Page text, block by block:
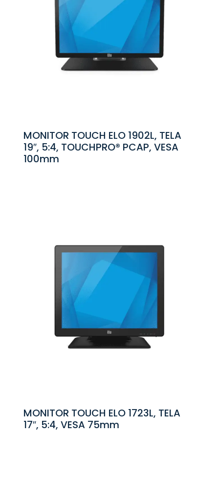
MONITOR TOUCH ELO 1902L, TELA
19″, 5:4, TOUCHPRO® PCAP, VESA
100mm
MONITOR TOUCH ELO 1723L, TELA
17″, 5:4, VESA 75mm